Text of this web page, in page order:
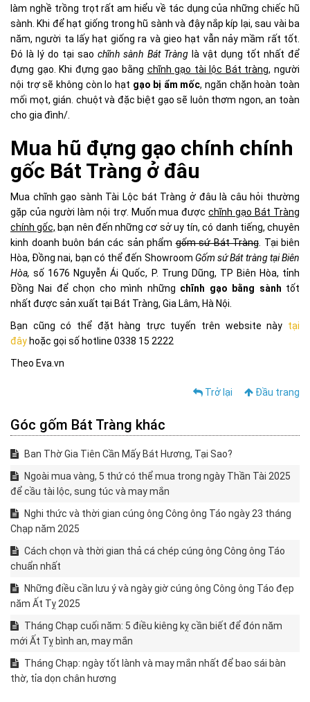
làm nghề trồng trọt rất am hiểu về tác dụng của những chiếc hũ
sành. Khi để hạt giống trong hũ sành và đậy nắp kíp lại, sau vài ba
năm, người ta lấy hạt giống ra và gieo hạt vẫn nảy mầm rất tốt.
Đó là lý do tại saochĩnh sành Bát Tràng là vật dụng tốt nhất để
đựng gạo. Khi đựng gạo bằng chĩnh gạo tài lộc Bát tràng, người
nội trợ sẽ không còn lo hạt gạo bị ẩm mốc, ngăn chặn hoàn toàn
mối mọt, gián. chuột và đặc biệt gạo sẽ luôn thơm ngon, an toàn
cho gia đình/.
Mua hũ đựng gạo chính chính
gốc Bát Tràng ở đâu
Mua chĩnh gạo sành Tài Lộc bát Tràng ở đâu là câu hỏi thường
gặp của người làm nội trợ. Muốn mua đượcchĩnh gạo Bát Tràng
chính gốc, bạn nên đến những cơ sở uy tín, có danh tiếng, chuyên
kinh doanh buôn bán các sản phẩmgốm sứ Bát Tràng. Tại biên
Hòa, Đồng nai, bạn có thể đến Showroom Gốm sứ Bát tràng tại Biên
Hòa,số 1676 Nguyễn Ái Quốc, P. Trung Dũng, TP Biên Hòa, tỉnh
Đồng Nai để chọn cho mình những chĩnh gạo bằng sành tốt
nhất được sản xuất tại Bát Tràng, Gia Lâm, Hà Nội.
Bạn cũng có thể đặt hàng trực tuyến trên website này tại
đây hoặc gọi số hotline 0338 15 2222
Theo Eva.vn
Trở lại Đầu trang
Góc gốm Bát Tràng khác
Ban Thờ Gia Tiên Cần Mấy Bát Hương, Tại Sao?
Ngoài mua vàng, 5 thứ có thể mua trong ngày Thần Tài 2025
để cầu tài lộc, sung túc và may mắn
Nghi thức và thời gian cúng ông Công ông Táo ngày 23 tháng
Chạp năm 2025
Cách chọn và thời gian thả cá chép cúng ông Công ông Táo
chuẩn nhất
Những điều cần lưu ý và ngày giờ cúng ông Công ông Táo đẹp
năm Ất Tỵ 2025
Tháng Chạp cuối năm: 5 điều kiêng kỵ cần biết để đón năm
mới Ất Tỵ bình an, may mắn
Tháng Chạp: ngày tốt lành và may mắn nhất để bao sái bàn
thờ, tỉa dọn chân hương